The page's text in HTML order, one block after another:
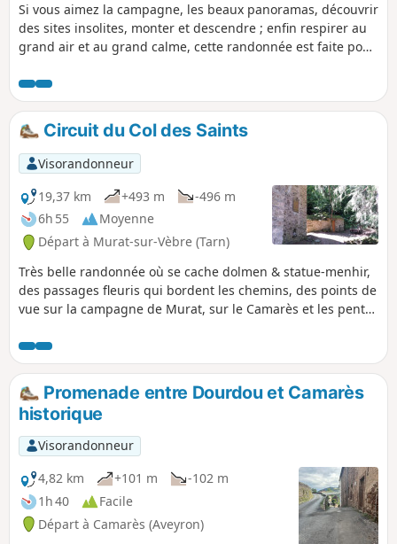
Si vous aimez la campagne, les beaux panoramas, découvrir
des sites insolites, monter et descendre ; enfin respirer au
grand air et au grand calme, cette randonnée est faite pour
Circuit du Col des Saints
Visorandonneur
19,37 km
+493 m
-496 m
6h 55
Moyenne
Départ à Murat-sur-Vèbre (Tarn)
Très belle randonnée où se cache dolmen & statue-menhir,
des passages fleuris qui bordent les chemins, des points de
vue sur la campagne de Murat, sur le Camarès et les pentes
chemin romain devenue au Moyen-Âge la Voie Tolosane, le
chemin d'Arles à Saint-Jacques.
Promenade entre Dourdou et Camarès
historique
Visorandonneur
4,82 km
+101 m
-102 m
1h 40
Facile
Départ à Camarès (Aveyron)